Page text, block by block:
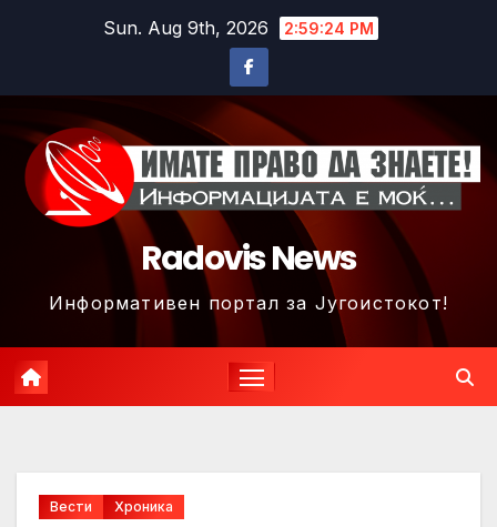
Sun. Aug 9th, 2026 2:59:27 PM
Radovis News
Информативен портал за Југоистокот!
Вести Хроника